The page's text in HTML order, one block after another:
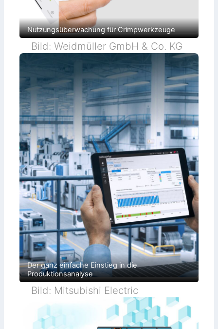
Nutzungsüberwachung für Crimpwerkzeuge
Bild: Weidmüller GmbH & Co. KG
Der ganz einfache Einstieg in die
Produktionsanalyse
Bild: Mitsubishi Electric